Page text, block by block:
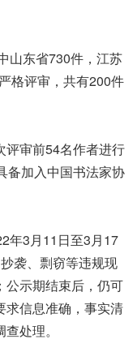
东省730件，江苏
格评审，共有200件
审前54名作者进行
备加入中国书法家协
3月11日至3月17
袭、剽窃等违规现
公示期结束后，仍可
求信息准确，事实清
处理。